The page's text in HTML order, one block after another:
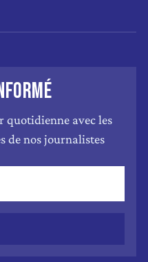
quotidienne avec les
de nos journalistes